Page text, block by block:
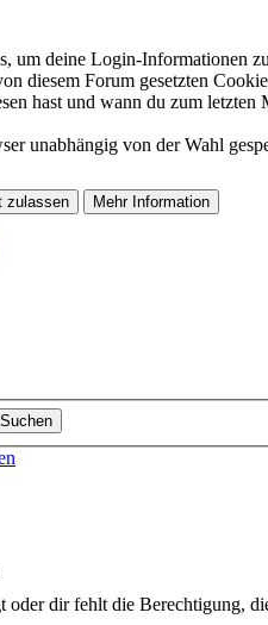
um deine Login-Informationen
diesem Forum gesetzten
hast und wann du zum
unabhängig von der Wahl
dir fehlt die Berechtigung,